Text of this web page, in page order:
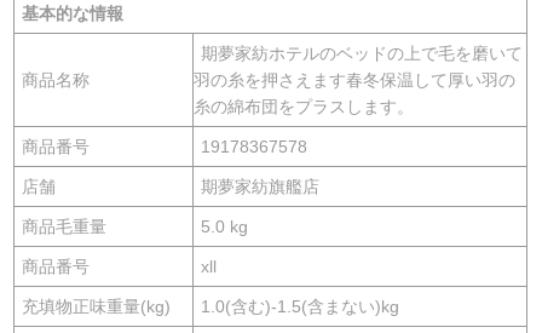
基本的な情報
商品名称
期夢家紡ホテルのベッドの上で毛を磨いて
羽の糸を押さえます春冬保温して厚い羽の
糸の綿布団をプラスします。
商品番号 19178367578
店舗 期夢家紡旗艦店
商品毛重量 5.0 kg
商品番号 xll
充填物正味重量(kg) 1.0(含む)-1.5(含まない)kg